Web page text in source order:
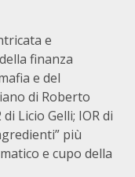
e
finanza
e del
di Roberto
Licio Gelli; IOR di
più
e cupo della